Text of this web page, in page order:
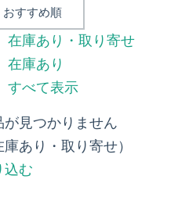
在庫あり・取り寄せ
在庫あり
すべて表示
が見つかりません
庫あり・取り寄せ）
込む